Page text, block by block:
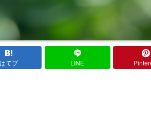
はてブ LINE